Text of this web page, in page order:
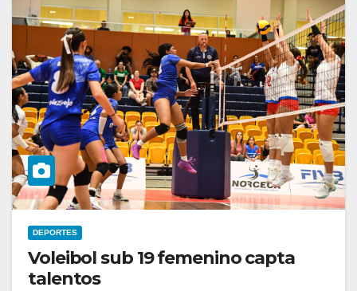
DEPORTES
Voleibol sub 19 femenino capta
talentos